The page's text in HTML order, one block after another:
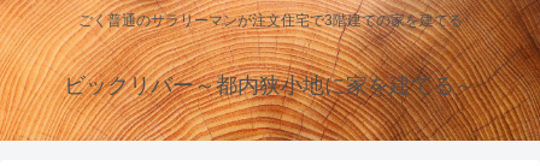
ごく普通のサラリーマンが注文住宅で3階建ての家を建てる
ビックリバー～都内狭小地に家を建てる～